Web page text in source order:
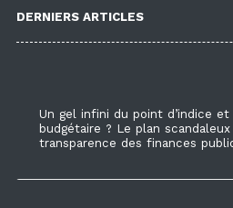
DERNIERS ARTICLES
Un gel infini du point d’indice et
budgétaire ? Le plan
transparence des finances